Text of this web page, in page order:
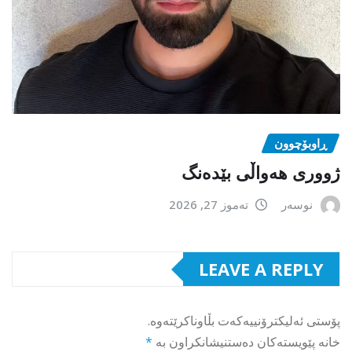
ڕاوبۆچوون
ژووری هەواڵی بێدەنگ
نوسەر تەموز 27, 2026
LEAVE A REPLY
پۆستی ئەلیکترۆنییەکەت بڵاوناکرێتەوە.
خانە پێویستەکان دەستنیشانکراون بە *